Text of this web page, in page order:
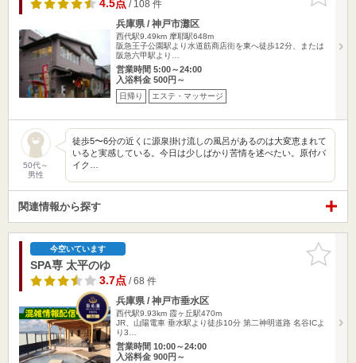
4.5点 / 108 件
兵庫県 / 神戸市灘区
西代駅9.49km 摩耶駅648m
阪急王子公園駅より水道筋商店街を東へ徒歩12分、または
阪急六甲駅より…
営業時間 5:00～24:00
入浴料金 500円～
日帰り エステ・マッサージ
50代～
男性
徒歩5〜6分の近くに源泉掛け流しの風呂があるのは大変恵まれて
いると実感している。今日は少しばかり苦情を述べたい。原付バ
イク…
関連情報から探す
お気に入
りに追加
今空いています
SPA専 太平のゆ
3.7点/ 68 件
兵庫県 / 神戸市垂水区
西代駅9.93km 霞ヶ丘駅470m
JR、山陽電車 垂水駅より徒歩10分 第二神明道路 名谷ICよ
り3…
営業時間 10:00～24:00
入浴料金 900円～